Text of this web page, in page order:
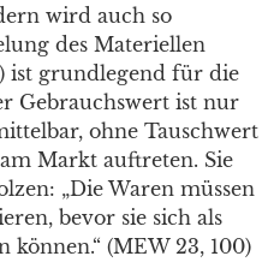
wird auch so
des Materiellen
ist grundlegend für die
Gebrauchswert ist nur
ohne Tauschwert
Markt auftreten. Sie
„Die Waren müssen
bevor sie sich als
können.“ (MEW 23, 100)